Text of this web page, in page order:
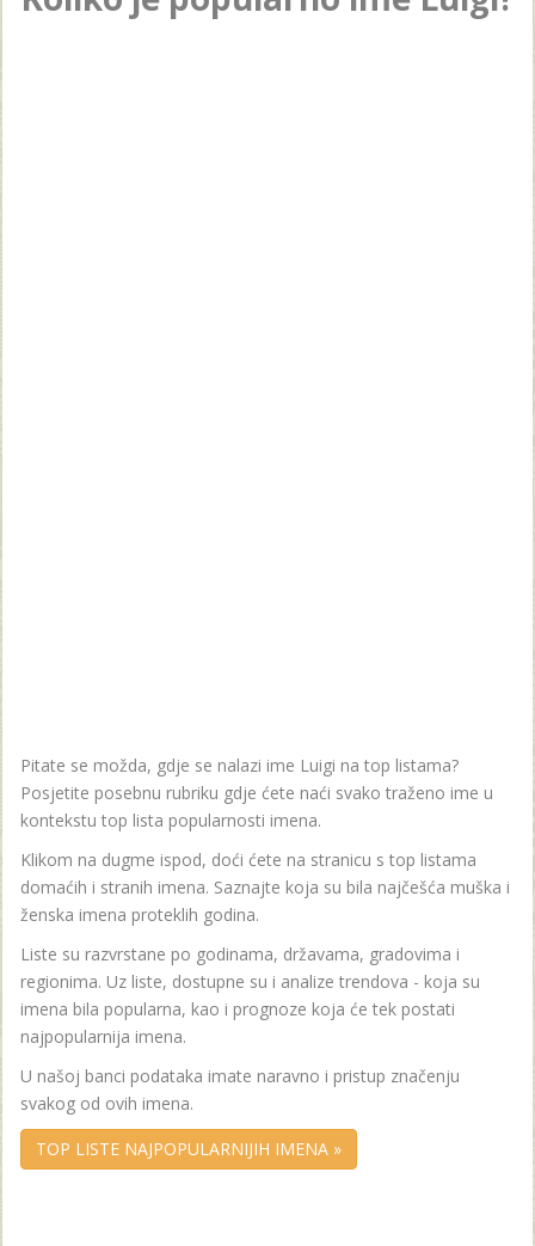
Pitate se možda, gdje se nalazi ime Luigi na top listama?
Posjetite posebnu rubriku gdje ćete naći svako traženo ime u
kontekstu top lista popularnosti imena.
Klikom na dugme ispod, doći ćete na stranicu s top listama
domaćih i stranih imena. Saznajte koja su bila najčešća muška i
ženska imena proteklih godina.
Liste su razvrstane po godinama, državama, gradovima i
regionima. Uz liste, dostupne su i analize trendova - koja su
imena bila popularna, kao i prognoze koja će tek postati
najpopularnija imena.
U našoj banci podataka imate naravno i pristup značenju
svakog od ovih imena.
TOP LISTE NAJPOPULARNIJIH IMENA »